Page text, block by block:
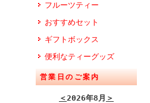
フルーツティー
おすすめセット
ギフトボックス
便利なティーグッズ
営業日のご案内
＜2026年8月 ＞